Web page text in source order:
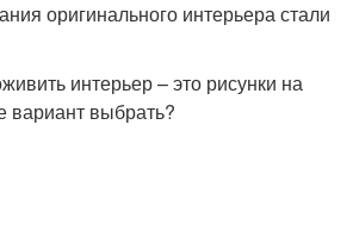
оригинального интерьера стали
интерьер – это рисунки на
вариант выбрать?